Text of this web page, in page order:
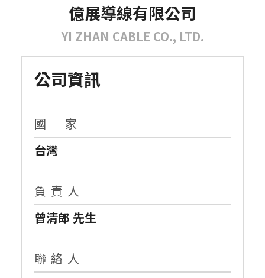
億展導線有限公司
YI ZHAN CABLE CO., LTD.
公司資訊
國 家
台灣
負 責 人
曾清郎 先生
聯 絡 人